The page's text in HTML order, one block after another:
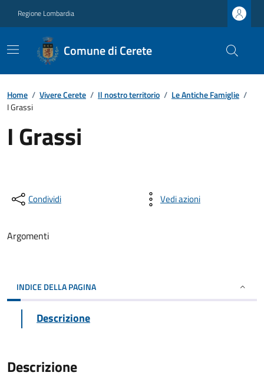
Regione Lombardia
Comune di Cerete
Home / Vivere Cerete / Il nostro territorio / Le Antiche Famiglie /
I Grassi
I Grassi
Condividi Vedi azioni
Argomenti
INDICE DELLA PAGINA
Descrizione
Descrizione